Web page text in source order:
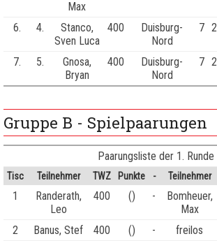
Max
6.
4.
Stanco,
Sven Luca
400
Duisburg-
Nord
7 2
7. 5.
Gnosa,
Bryan
400
Duisburg-
Nord
7 2
Gruppe B - Spielpaarungen
Paarungsliste der 1. Runde
Tisc Teilnehmer TWZ Punkte - Teilnehmer
1
Randerath,
Leo
400 () -
Bomheuer,
Max
2 Banus, Stef 400 () - freilos